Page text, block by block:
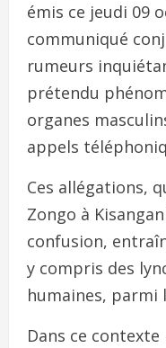
émis ce jeudi 09
communiqué
rumeurs
prétendu
organes
appels
Ces allégations,
Zongo à
confusion,
y compris des
humaines, parmi
Dans ce